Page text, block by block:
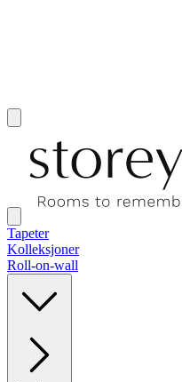
Tapeter
Kolleksjoner
Roll-on-wall